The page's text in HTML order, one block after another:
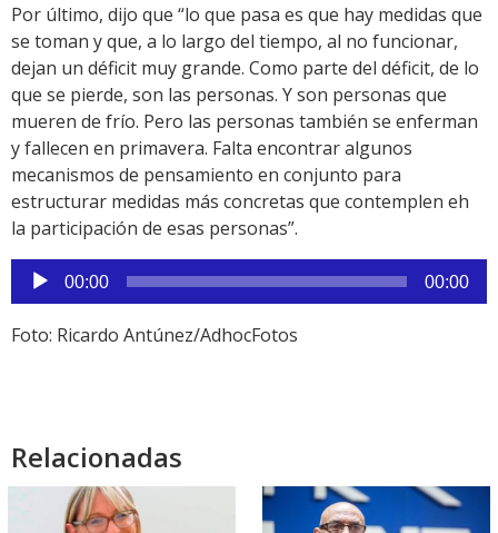
Por último, dijo que “lo que pasa es que hay medidas que
se toman y que, a lo largo del tiempo, al no funcionar,
dejan un déficit muy grande. Como parte del déficit, de lo
que se pierde, son las personas. Y son personas que
mueren de frío. Pero las personas también se enferman
y fallecen en primavera. Falta encontrar algunos
mecanismos de pensamiento en conjunto para
estructurar medidas más concretas que contemplen eh
la participación de esas personas”.
Reproductor
de
audio
00:00 00:00
Foto: Ricardo Antúnez/AdhocFotos
Relacionadas